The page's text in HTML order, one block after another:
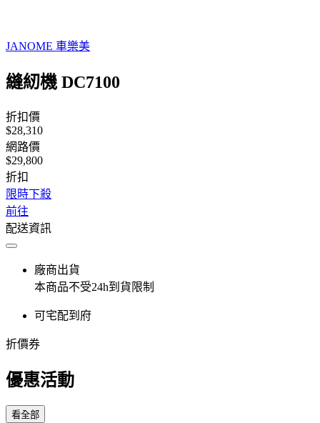
JANOME 車樂美
縫紉機 DC7100
折扣價
$28,310
網路價
$29,800
折扣
限時下殺
前往
配送資訊
廠商出貨
本商品不受24h到貨限制
可宅配到府
折價券
優惠活動
看全部